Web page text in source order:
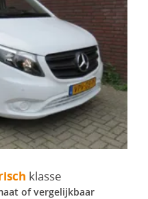
klasse
of vergelijkbaar